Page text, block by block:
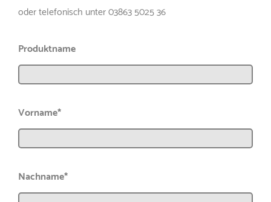
oder telefonisch unter 03863 5025 36
Produktname
Vorname*
Nachname*